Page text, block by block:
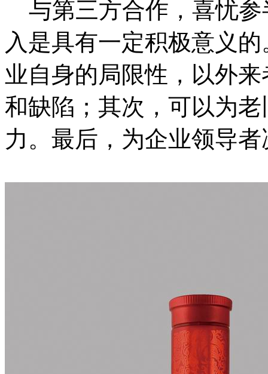
与第三方合作，喜忧参
入是具有一定积极意义
业自身的局限性，以外
和缺陷；其次，可以为
力。最后，为企业领导